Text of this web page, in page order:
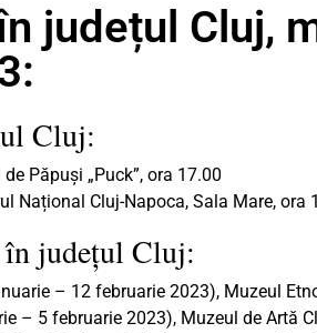
județul Cluj,
Cluj:
de Păpuși „Puck”, ora 17.00
Național Cluj-Napoca, Sala Mare, ora
județul Cluj:
– 12 februarie 2023), Muzeul
– 5 februarie 2023), Muzeul de Artă